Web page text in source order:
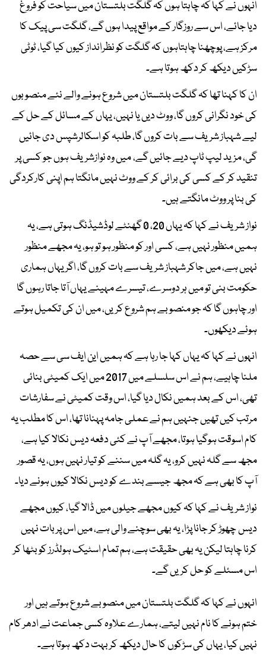
انہوں نے کہا کہ چاہتا ہوں کہ گلگت بلتستان میں سیاحت کو فروغ
دیا جائے، اس سے روزگار کے مواقع پیدا ہوں گے، گلگت سی پیک کا
مرکز ہے، پوچھنا چاہتاہوں کہ گلگت کو نظرانداز کیوں کیا گیا، ٹوٹی
سڑکیں دیکھ کر دکھ ہوتا ہے۔
ان کا کہنا تھا کہ گلگت بلتستان میں شروع ہونے والے نئے منصوبوں
کی خود نگرانی کروں گا، ووٹ دیں یا نہیں، یہاں کے مسائل کے حل کے
لیے شہباز شریف سے بات کروں گا، طلبہ کو اسکالرشپس دی جائیں
گی، مزید لیپ ٹاپ دیے جائیں گے، میں وہ نوازشریف ہوں جو کسی پر
تنقید کر کے کسی کی برائی کر کے ووٹ نہیں مانگتا ہم اپنی کارکردگی
کی بنا پر ووٹ مانگتے ہیں۔
نواز شریف نے کہا کہ یہاں 20، 0 گھنٹے لوڈشیڈنگ ہوتی ہے، یہ
ہمیں منظور نہیں ہے، کسی اور کو منظور ہو تو ہو، یہ مجھے منظور
نہیں ہے، میں جاکر شہباز شریف سے بات کروں گا، اگر یہاں ہماری
حکومت بنی تو میں ہر دوسرے، تیسرے مہینے یہاں آتا جاتا رہوں گا
اور چاہوں گا کہ جو منصوبے ہم شروع کریں، میں ان کی تکمیل ہوتے
ہوئے دیکھوں۔
انہوں نے کہا کہ یہاں کہا جا رہا ہے کہ ہمیں این ایف سی سے حصہ
ملنا چاہیے، ہم نے اس سلسلے میں 2017 میں ایک کمیٹی بنائی
تھی، اس کے بعد ہمیں نکال دیا گیا، اس وقت کمیٹی نے سفارشات
مرتب کیں تھیں جنہیں ہم نے عملی جامہ پہنانا تھا، اس کا مطلب یہ
کام اسوقت ہوگیا ہوتا، مجھے آپ نے کئی دفعہ دیس نکالا کیا ہے،
مجھ سے گلہ نہیں کرو، یہ گلہ میں سننے کو تیار نہیں ہوں، یہ قصور
آپ کا بھی ہے کہ مجھ جیسے بندے کو دیس نکالا کیوں ہونے دیا۔
نواز شریف نے کہا کہ کیوں مجھے جیلوں میں ڈالا گیا، کیوں مجھے
دیس چھوڑ کر جانا پڑا، یہ بھی سوچنے والی ہے، میں اس پر بات نہیں
کرنا چاہتا لیکن یہ بھی حقیقت ہے، ہم تمام اسٹیک ہولڈرز کو بٹھا کر
اس مسئلے کو حل کریں گے۔
انہوں نے کہا کہ گلگت بلتستان میں منصوبے شروع ہوتے ہیں اور
ختم ہونے کا نام نہیں لیتے، ہمارے علاوہ کسی جماعت نے ادھر کام
نہیں کیا، یہاں کی سڑکوں کا حال دیکھ کر بہت دکھ ہوتا ہے۔